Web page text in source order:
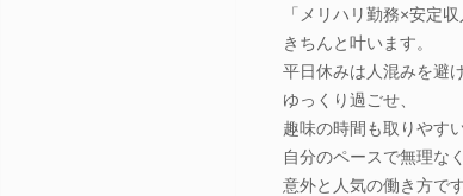
「メリハリ勤務×安定
きちんと叶います。
平日休みは人混みを避
ゆっくり過ごせ、
趣味の時間も取りやす
自分のペースで無理な
意外と人気の働き方で